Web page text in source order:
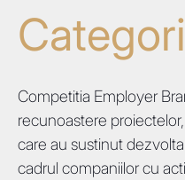
Competitia Employer
recunoastere
care au sustinut
cadrul companiilor cu